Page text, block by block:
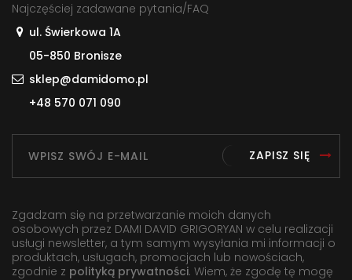
Najczęściej zadawane pytania/FAQ
ul. Świerkowa 1A
05-850 Bronisze
sklep@damidomo.pl
+48 570 071 090
ZAPISZ SIĘ
Zgadzam się na przetwarzanie moich danych
osobowych przez DAMI DAVID GRIGORYAN w celu realizacji
usługi newsletter, a tym samym wysyłania mi informacji o
produktach, usługach, promocjach lub nowościach,
zgodnie z polityką prywatności. Wiem, że zgodę tę mogę